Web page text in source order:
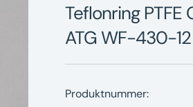
Teflonring
ATG WF-430-12
Produktnummer: